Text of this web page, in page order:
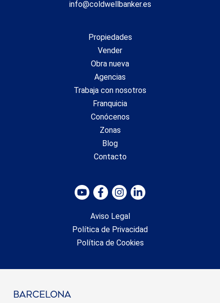
info@coldwellbanker.es
Propiedades
Vender
Obra nueva
Agencias
Trabaja con nosotros
Franquicia
Conócenos
Zonas
Blog
Contacto
Aviso Legal
Política de Privacidad
Política de Cookies
barcelona